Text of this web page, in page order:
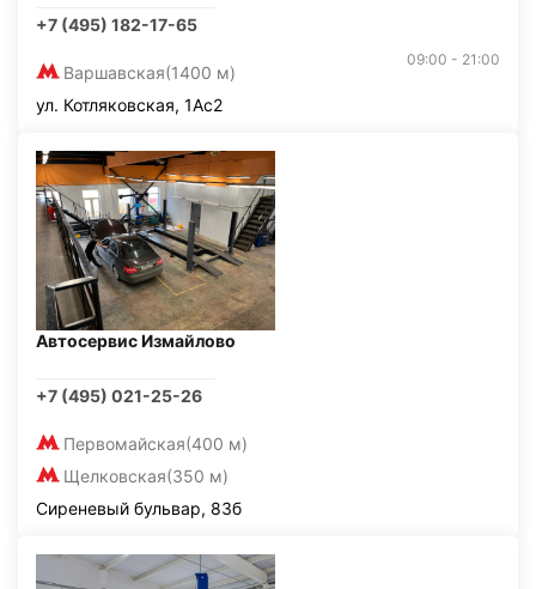
+7 (495) 182-17-65
Варшавская(1400 м)
09:00 - 21:00
ул. Котляковская, 1Ас2
Автосервис Измайлово
+7 (495) 021-25-26
Первомайская(400 м)
Щелковская(350 м)
Сиреневый бульвар, 83б